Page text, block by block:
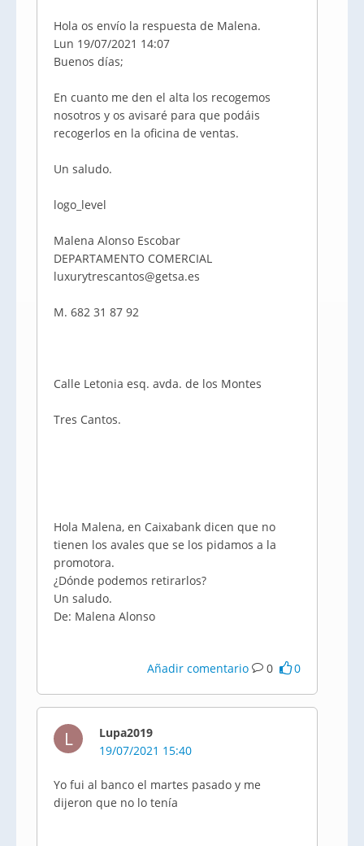
Hola os envío la respuesta de Malena.
Lun 19/07/2021 14:07
Buenos días;
En cuanto me den el alta los recogemos
nosotros y os avisaré para que podáis
recogerlos en la oficina de ventas.
Un saludo.
logo_level
Malena Alonso Escobar
DEPARTAMENTO COMERCIAL
luxurytrescantos@getsa.es
M. 682 31 87 92
Calle Letonia esq. avda. de los Montes
Tres Cantos.
Hola Malena, en Caixabank dicen que no
tienen los avales que se los pidamos a la
promotora.
¿Dónde podemos retirarlos?
Un saludo.
De: Malena Alonso
Añadir comentario 0 0
L
Lupa2019
19/07/2021 15:40
Yo fui al banco el martes pasado y me
dijeron que no lo tenía